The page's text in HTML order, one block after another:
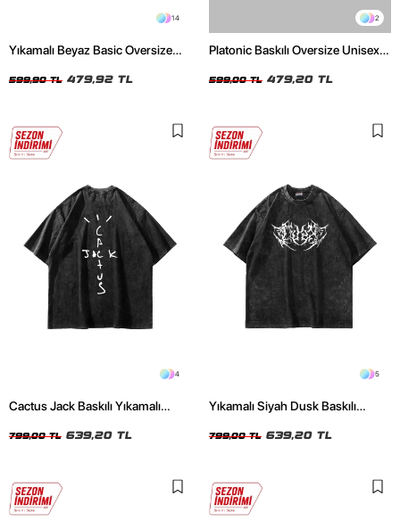
14
Yıkamalı Beyaz Basic Oversize
599,90 TL 479,92 TL
2
Platonic Baskılı Oversize Unisex
599,00 TL 479,20 TL
4
Cactus Jack Baskılı Yıkamalı
799,00 TL 639,20 TL
5
Yıkamalı Siyah Dusk Baskılı
799,00 TL 639,20 TL